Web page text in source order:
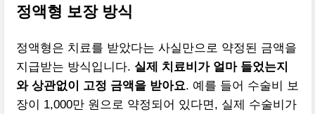
정액형 보장 방식
정액형은 치료를 받았다는 사실만으로 약정된 금액을
지급받는 방식입니다. 실제 치료비가 얼마 들었는지
와 상관없이 고정 금액을 받아요. 예를 들어 수술비 보
장이 1,000만 원으로 약정되어 있다면, 실제 수술비가